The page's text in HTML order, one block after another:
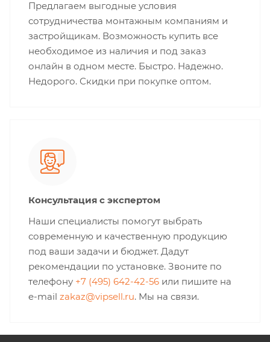
Предлагаем выгодные условия
сотрудничества монтажным компаниям и
застройщикам. Возможность купить все
необходимое из наличия и под заказ
онлайн в одном месте. Быстро. Надежно.
Недорого. Скидки при покупке оптом.
Консультация с экспертом
Наши специалисты помогут выбрать
современную и качественную продукцию
под ваши задачи и бюджет. Дадут
рекомендации по установке. Звоните по
телефону +7 (495) 642-42-56 или пишите на
e-mail zakaz@vipsell.ru. Мы на связи.